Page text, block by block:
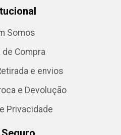
Somos
de Compra
e envios
e Devolução
Privacidade